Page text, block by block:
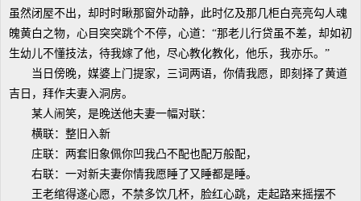
虽然闭屋不出，却时时瞅那窗外动静，此时亿及那几柜白亮亮勾人魂
魄黄白之物，心目突突跳个不停，心道：“那老儿行贷虽不差，却如初
生幼儿不懂技法，待我嫁了他，尽心教化教化，他乐，我亦乐。”
当日傍晚，媒婆上门提家，三词两语，你倩我愿，即刻择了黄道
吉日，拜作夫妻入洞房。
某人闹笑，是晚送他夫妻一幅对联：
横联：整旧入新
庄联：两套旧象佩你凹我凸不配也配万般配，
右联：一对新夫妻你情我愿睡了又睡都是睡。
王老绾得遂心愿，不禁多饮几杯，脸红心跳，走起路来摇摆不